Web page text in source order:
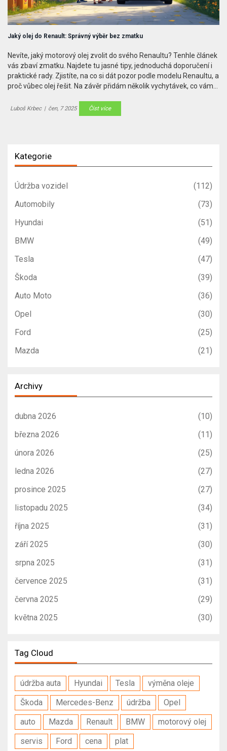
Jaký olej do Renault: Správný výběr bez zmatku
Nevíte, jaký motorový olej zvolit do svého Renaultu? Tenhle článek
vás zbaví zmatku. Najdete tu jasné tipy, jednoduchá doporučení i
praktické rady. Zjistíte, na co si dát pozor podle modelu Renaultu, a
proč vůbec olej řešit. Na závěr přidám několik vychytávek, co vám
Luboš Krbec | čen, 7 2025 Číst více
Kategorie
Údržba vozidel
(112)
Automobily
(73)
Hyundai
(51)
BMW
(49)
Tesla
(47)
Škoda
(39)
Auto Moto
(36)
Opel
(30)
Ford
(25)
Mazda
(21)
Archivy
dubna 2026
(10)
března 2026
(11)
února 2026
(25)
ledna 2026
(27)
prosince 2025
(27)
listopadu 2025
(34)
října 2025
(31)
září 2025
(30)
srpna 2025
(31)
července 2025
(31)
června 2025
(29)
května 2025
(30)
Tag Cloud
údržba auta Hyundai Tesla
výměna oleje
Škoda
Mercedes-Benz údržba
Opel
auto
Mazda Renault BMW
motorový olej
servis
Ford cena plat